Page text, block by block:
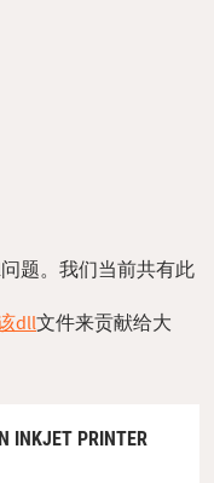
题。我们当前共有此
dll文件来贡献给大
INKJET PRINTER